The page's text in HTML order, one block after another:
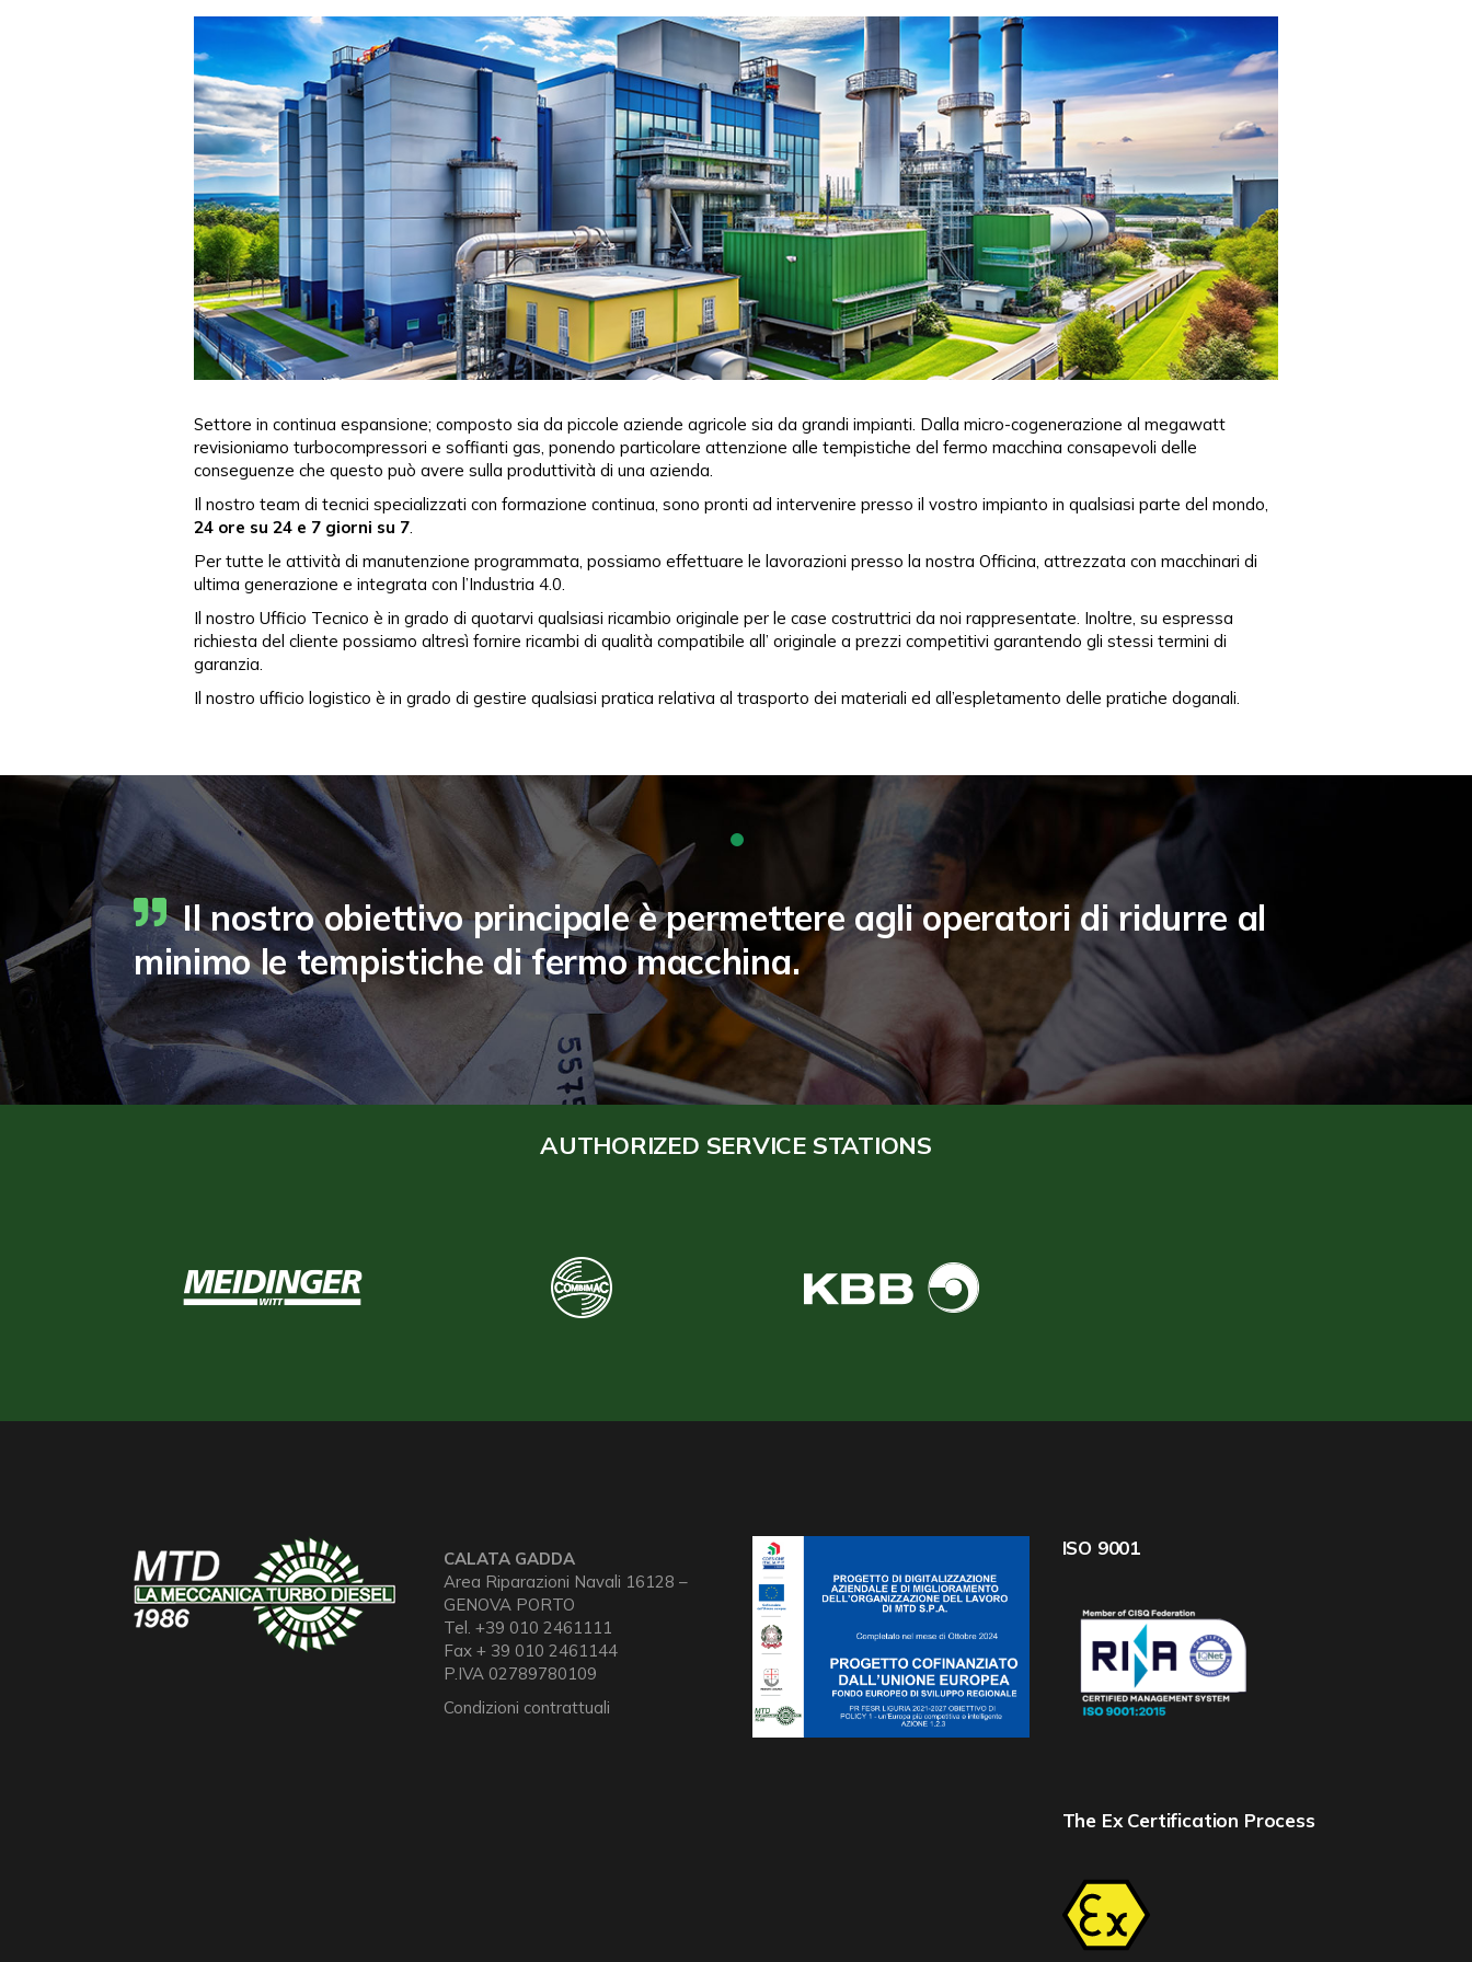
Settore in continua espansione; composto sia da piccole aziende agricole sia da grandi impianti. Dalla micro-cogenerazione al megawatt
revisioniamo turbocompressori e soffianti gas, ponendo particolare attenzione alle tempistiche del fermo macchina consapevoli delle
conseguenze che questo può avere sulla produttività di una azienda.
Il nostro team di tecnici specializzati con formazione continua, sono pronti ad intervenire presso il vostro impianto in qualsiasi parte del mondo,
24 ore su 24 e 7 giorni su 7
Per tutte le attività di manutenzione programmata, possiamo effettuare le lavorazioni presso la nostra Officina, attrezzata con macchinari di
ultima generazione e integrata con l’Industria 4.0.
Il nostro Ufficio Tecnico è in grado di quotarvi qualsiasi ricambio originale per le case costruttrici da noi rappresentate. Inoltre, su espressa
richiesta del cliente possiamo altresì fornire ricambi di qualità compatibile all’ originale a prezzi competitivi garantendo gli stessi termini di
garanzia.
Il nostro ufficio logistico è in grado di gestire qualsiasi pratica relativa al trasporto dei materiali ed all’espletamento delle pratiche doganali.
Il nostro obiettivo principale è permettere agli operatori di ridurre al
minimo le tempistiche di fermo macchina.
AUTHORIZED SERVICE STATIONS
CALATA GADDA
Area Riparazioni Navali 16128 –
GENOVA PORTO
Tel. +39 010 2461111
Fax + 39 010 2461144
P.IVA 02789780109
Condizioni contrattuali
ISO 9001
The Ex Certification Process